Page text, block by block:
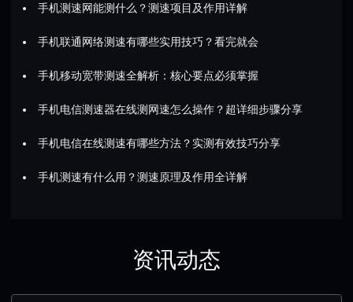
手机测速网能测什么？测速项目及作用详解
手机联通网络测速有哪些实用技巧？看完就会
手机移动宽带测速全解析：核心要点必须掌握
手机电信测速器在线测网速怎么操作？超详细步骤分享
手机电信在线测速有哪些方法？实测有效技巧分享
手机测速有什么用？测速原理及作用全详解
资讯动态